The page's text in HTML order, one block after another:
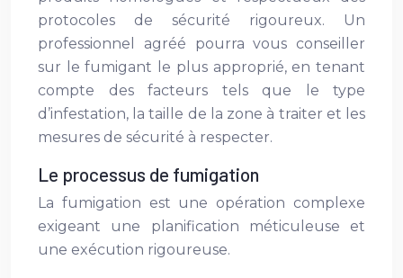
protocoles de sécurité rigoureux. Un
professionnel agréé pourra vous conseiller
sur le fumigant le plus approprié, en tenant
compte des facteurs tels que le type
d’infestation, la taille de la zone à traiter et les
mesures de sécurité à respecter.
Le processus de fumigation
La fumigation est une opération complexe
exigeant une planification méticuleuse et
une exécution rigoureuse.